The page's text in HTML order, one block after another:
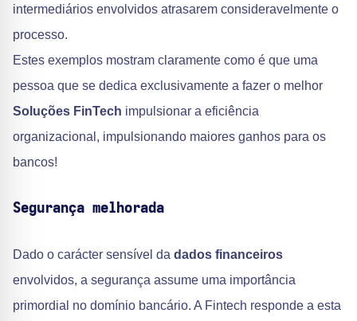
intermediários envolvidos atrasarem consideravelmente o
processo.
Estes exemplos mostram claramente como é que uma
pessoa que se dedica exclusivamente a fazer o melhor
Soluções FinTech impulsionar a eficiência
organizacional, impulsionando maiores ganhos para os
bancos!
Segurança melhorada
Dado o carácter sensível da dados financeiros
envolvidos, a segurança assume uma importância
primordial no domínio bancário. A Fintech responde a esta